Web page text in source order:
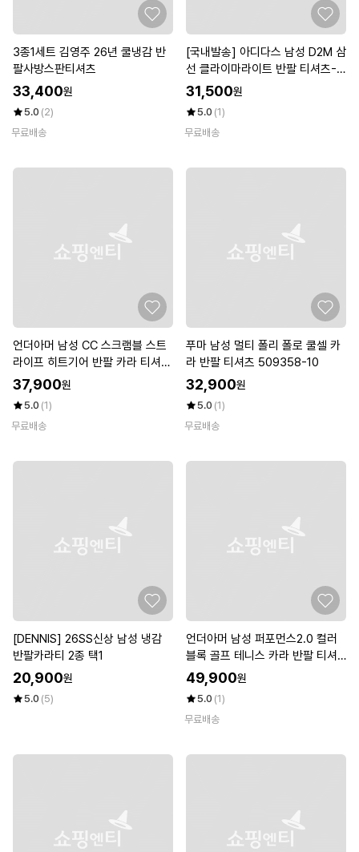
3종1세트 김영주 26년 쿨냉감 반
팔사방스판티셔츠
33,400원
5.0 (2)
무료배송
[국내발송] 아디다스 남성 D2M 삼
선 클라이마라이트 반팔 티셔츠-C
E4024
31,500원
5.0 (1)
무료배송
언더아머 남성 CC 스크램블 스트
라이프 히트기어 반팔 카라 티셔츠
골프웨어 1323455-013
37,900원
5.0 (1)
무료배송
푸마 남성 멀티 폴리 폴로 쿨셀 카
라 반팔 티셔츠 509358-10
32,900원
5.0 (1)
무료배송
[DENNIS] 26SS신상 남성 냉감
반팔카라티 2종 택1
20,900원
5.0 (5)
언더아머 남성 퍼포먼스2.0 컬러
블록 골프 테니스 카라 반팔 티셔
츠 1355492-608
49,900원
5.0 (1)
무료배송